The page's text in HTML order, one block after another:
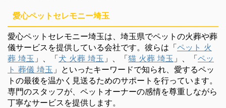
愛心ペットセレモニー埼玉
愛心ペットセレモニー埼玉は、埼玉県でペットの火葬や葬
儀サービスを提供している会社です。彼らは「ペット 火
葬 埼玉 」、「犬 火葬 埼玉 」、「猫 火葬 埼玉 」、「ペッ
ト 葬儀 埼玉 」といったキーワードで知られ、愛するペッ
トの最後を温かく見送るためのサポートを行っています。
専門のスタッフが、ペットオーナーの感情を尊重しながら
丁寧なサービスを提供します。